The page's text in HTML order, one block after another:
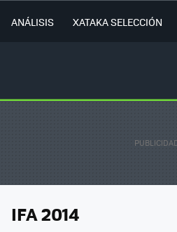
ANÁLISIS XATAKA SELECCIÓN
IFA 2014